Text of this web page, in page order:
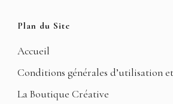
Plan du Site
Accueil
Conditions générales d’utilisation
La Boutique Créative